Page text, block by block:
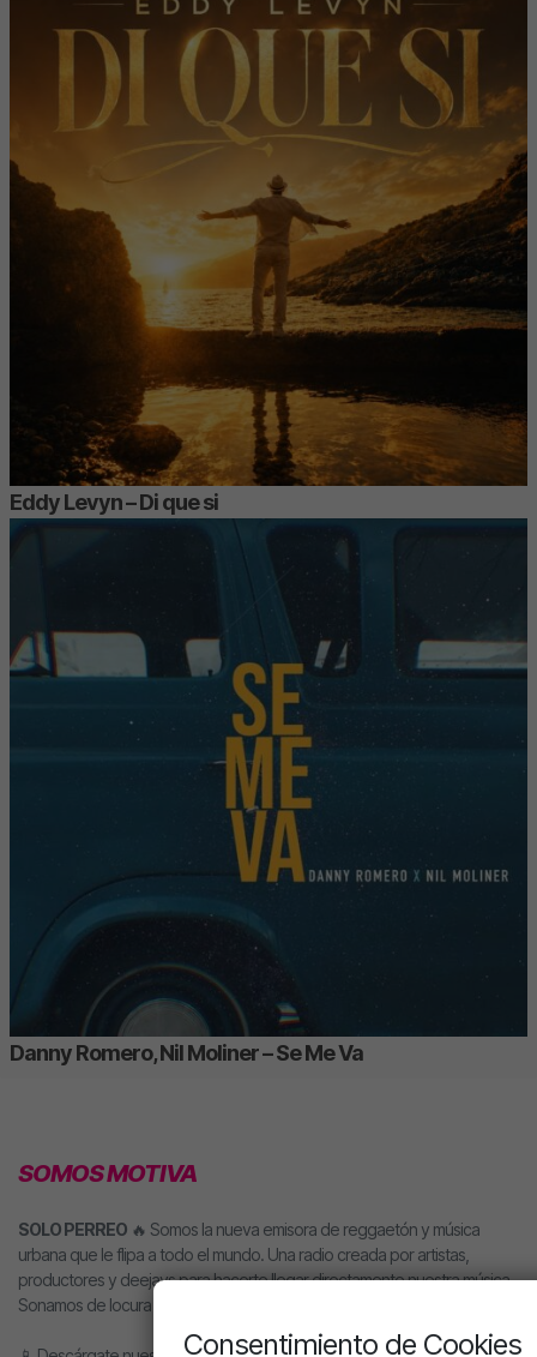
Eddy Levyn – Di que si
Danny Romero, Nil Moliner – Se Me Va
SOMOS MOTIVA
SOLO PERREO 🔥 Somos la nueva emisora de reggaetón y música
urbana que le flipa a todo el mundo. Una radio creada por artistas,
productores y deejays para hacerte llegar directamente nuestra música.
Sonamos de locura y nuestros locutores son la mar de majos.
Consentimiento de Cookies